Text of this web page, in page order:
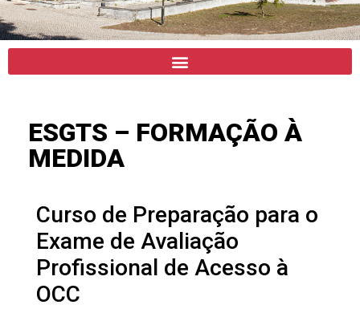
ESCOLA
SUPERIOR DE
GESTÃO E
TECNOLOGIADE
SANTARÉM
ESGTS – FORMAÇÃO À
MEDIDA
Curso de Preparação para o
Exame de Avaliação
Profissional de Acesso à
OCC